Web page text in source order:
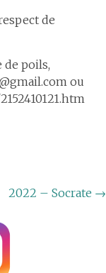
de
de poils,
ou
2022 – Socrate →